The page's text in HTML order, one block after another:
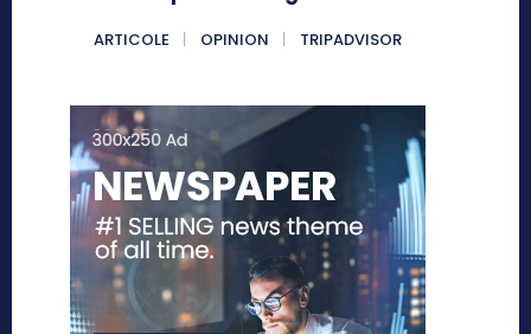
ARTICOLE OPINION TRIPADVISOR